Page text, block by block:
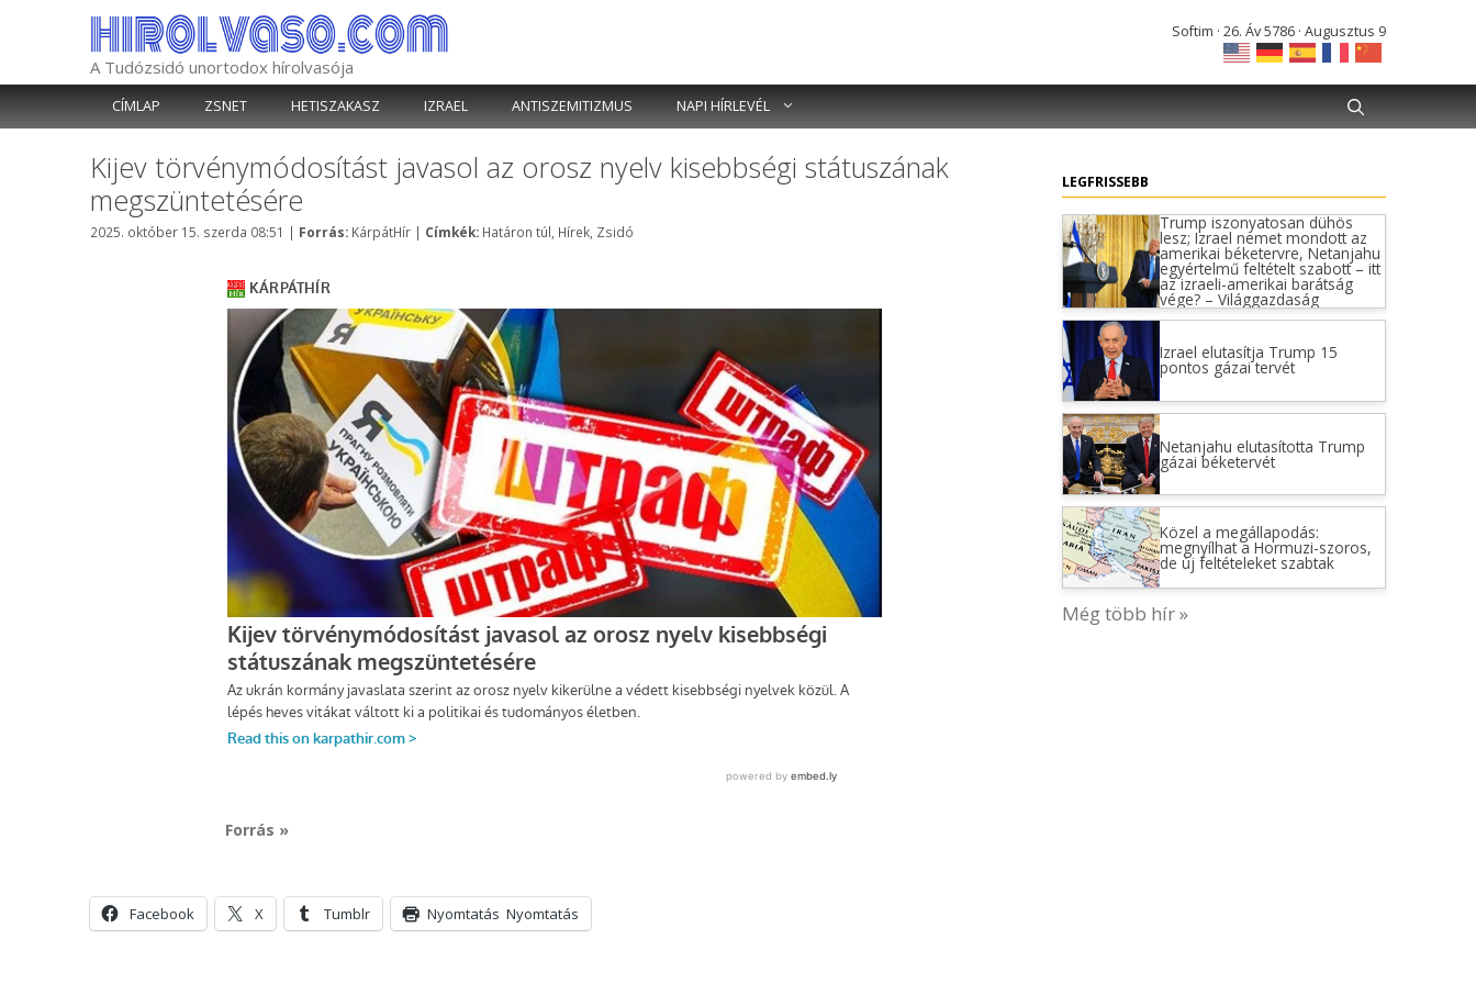
A Tudózsidó unortodox hírolvasója
Softim · 26. Áv 5786 · Augusztus 9
CÍMLAP ZSNET HETISZAKASZ IZRAEL ANTISZEMITIZMUS NAPI HÍRLEVÉL
Kijev törvénymódosítást javasol az orosz nyelv kisebbségi státuszának
megszüntetésére
2025. október 15. szerda 08:51 | Forrás: Kategória
KárpátHír | Címkék: Címkék
Határon túl Hírek Zsidó
Forrás »
Facebook X Tumblr Nyomtatás Nyomtatás
LEGFRISSEBB
Trump iszonyatosan dühös
lesz; Izrael nemet mondott az
amerikai béketervre, Netanjahu
egyértelmű feltételt szabott – itt
az izraeli-amerikai barátság
vége? – Világgazdaság
Izrael elutasítja Trump 15
pontos gázai tervét
Netanjahu elutasította Trump
gázai béketervét
Közel a megállapodás:
megnyílhat a Hormuzi-szoros,
de új feltételeket szabtak
Még több hír »